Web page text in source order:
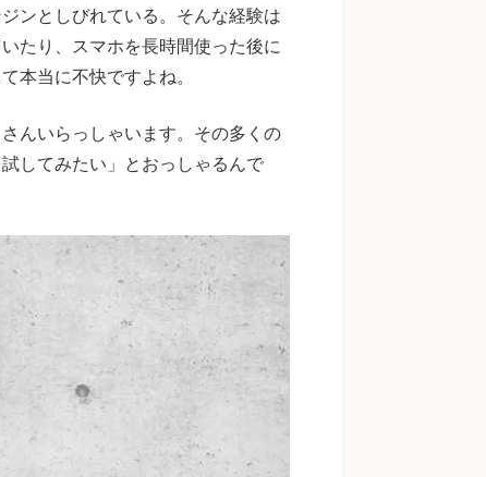
ンとしびれている。そんな経験は
たり、スマホを長時間使った後に
本当に不快ですよね。
んいらっしゃいます。その多くの
してみたい」とおっしゃるんで